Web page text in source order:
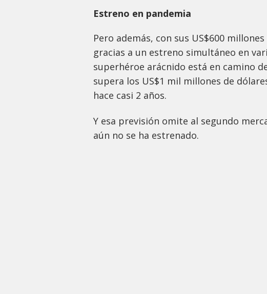
Estreno en pandemia
Pero además, con sus US$600
gracias a un estreno simultáneo en
superhéroe arácnido está en camino
supera los US$1 mil millones de
hace casi 2 años.
Y esa previsión omite al segundo
aún no se ha estrenado.